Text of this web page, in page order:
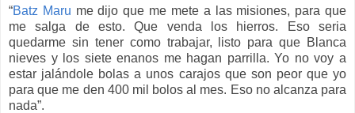
“Batz Maru me dijo que me mete a las misiones, para que
me salga de esto. Que venda los hierros. Eso seria
quedarme sin tener como trabajar, listo para que Blanca
nieves y los siete enanos me hagan parrilla. Yo no voy a
estar jalándole bolas a unos carajos que son peor que yo
para que me den 400 mil bolos al mes. Eso no alcanza para
nada”.